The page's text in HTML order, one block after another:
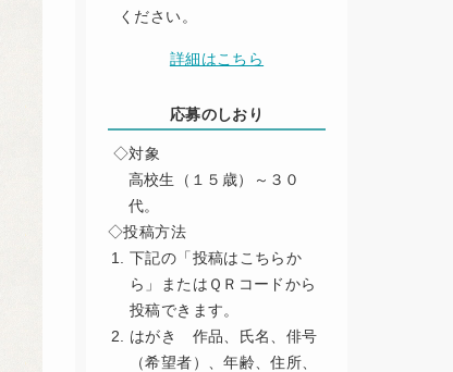
ください。
詳細はこちら
応募のしおり
◇対象
高校生（１５歳）～３０
代。
◇投稿方法
下記の「投稿はこちらか
ら」またはＱＲコードから
投稿できます。
はがき 作品、氏名、俳号
（希望者）、年齢、住所、